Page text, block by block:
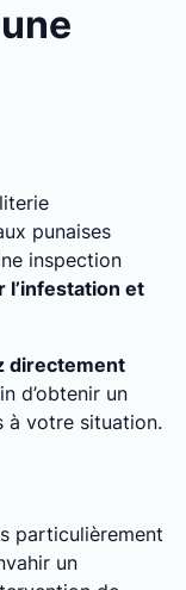
punaises
inspection
l’infestation et
directement
d’obtenir un
à votre situation.
particulièrement
un